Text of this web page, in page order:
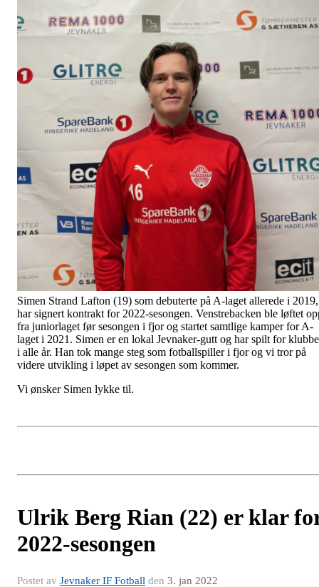
Simen Strand Lafton (19) som debuterte på A-laget allerede i 2019,
har signert kontrakt for 2022-sesongen. Venstrebacken ble løftet
fra juniorlaget før sesongen i fjor og startet samtlige kamper for A-
laget i 2021. Simen er en lokal Jevnaker-gutt og har spilt for
i alle år. Han tok mange steg som fotballspiller i fjor og vi tror på
videre utvikling i løpet av sesongen som kommer.
Vi ønsker Simen lykke til.
Ulrik Berg Rian (22) er klar
2022-sesongen
Postet av Jevnaker IF Fotball den 3. jan 2022